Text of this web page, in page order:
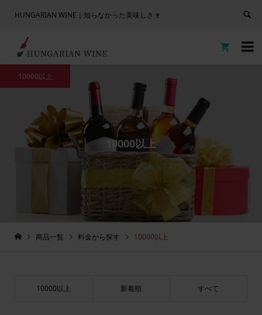
HUNGARIAN WINE｜知らなかった美味しさ🍷


10000以上
10000以上
商品一覧 料金から探す 10000以上
10000以上 新着順 すべて